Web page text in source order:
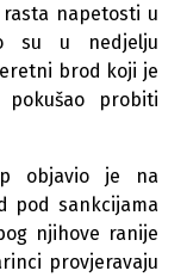
napetosti u
su u nedjelju
brod koji je
probiti
objavio je na
pod sankcijama
njihove ranije
provjeravaju